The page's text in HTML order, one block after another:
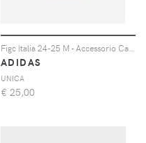
ADIDAS
UNICA
€ 25,00